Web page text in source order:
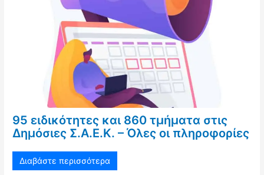
95 ειδικότητες και 860 τμήματα στις
Δημόσιες Σ.Α.Ε.Κ. – Όλες οι πληροφορίες
Διαβάστε περισσότερα